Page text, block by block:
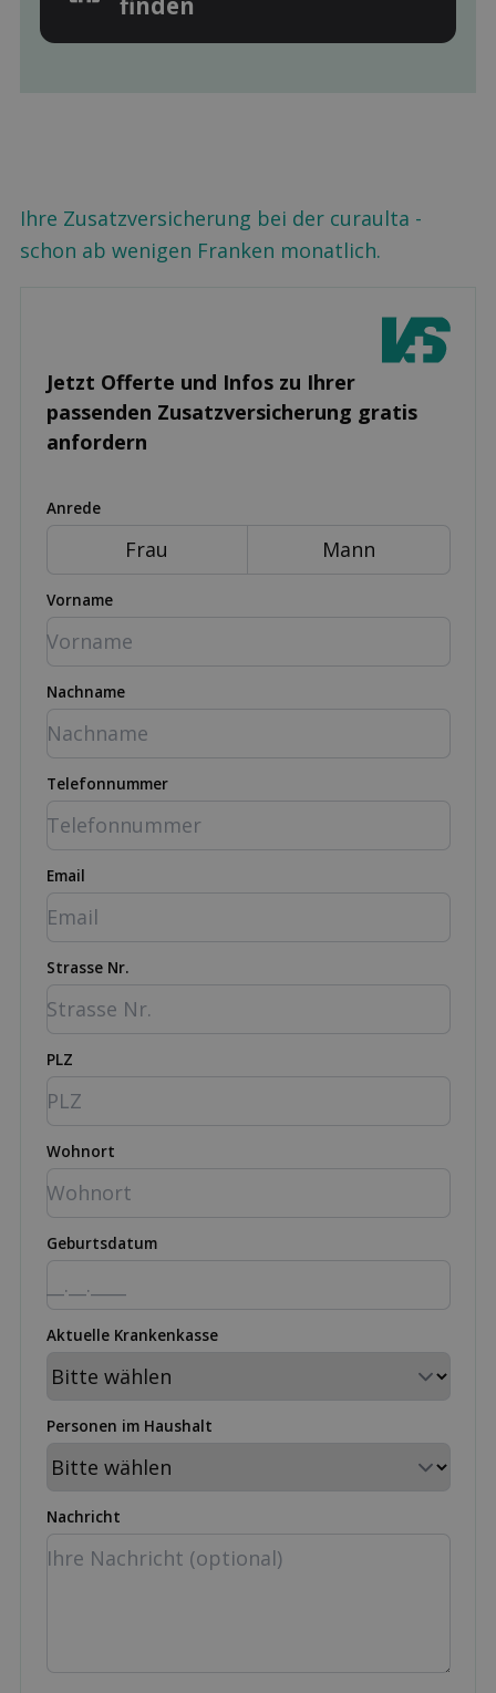
Ihre Zusatzversicherung bei der curaulta -
schon ab wenigen Franken monatlich.
Jetzt Offerte und Infos zu Ihrer
passenden Zusatz­versicherung gratis
anfordern
Anrede
Frau Mann
Vorname
Nachname
Telefonnummer
Email
Strasse Nr.
PLZ
Wohnort
Geburtsdatum
Aktuelle Krankenkasse
Personen im Haushalt
Nachricht